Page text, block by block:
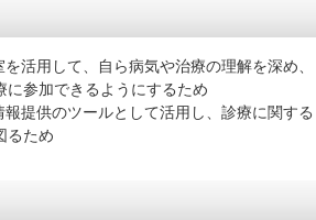
活用して、自ら病気や治療の理解を深め、
参加できるようにするため
提供のツールとして活用し、診療に関する
るため